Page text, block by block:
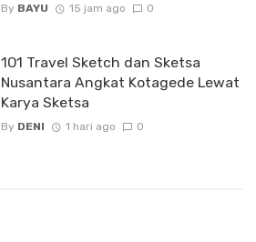
By BAYU 15 jam ago 0
1O1 Travel Sketch dan Sketsa
Nusantara Angkat Kotagede Lewat
Karya Sketsa
By DENI 1 hari ago 0